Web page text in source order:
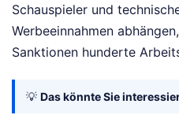
Schauspieler und
Werbeeinnahmen
Sanktionen hunderte
💡 Das könnte Sie